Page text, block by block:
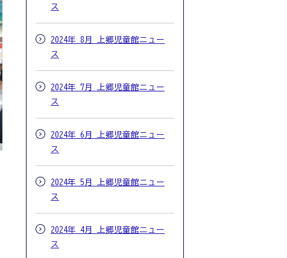
ス
2024年 8月 上郷児童館ニュー
ス
2024年 7月 上郷児童館ニュー
ス
2024年 6月 上郷児童館ニュー
ス
2024年 5月 上郷児童館ニュー
ス
2024年 4月 上郷児童館ニュー
ス